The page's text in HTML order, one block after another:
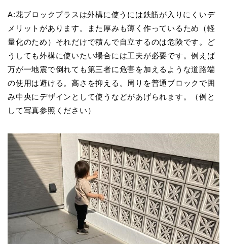
A:花ブロックプラスは外構に使うには鉄筋が入りにくいデ
メリットがあります。また厚みも薄く作っているため（軽
量化のため）それだけで積んで自立するのは危険です。ど
うしても外構に使いたい場合には工夫が必要です。例えば
万が一地震で倒れても第三者に危害を加えるような道路端
の使用は避ける。高さを抑える。周りを普通ブロックで囲
み中央にデザインとして使うなどがあげられます。（例と
して写真参照ください）